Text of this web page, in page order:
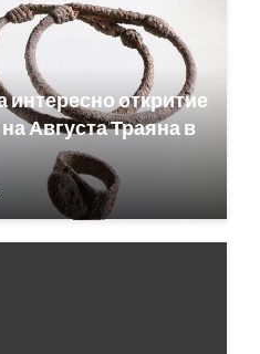
откритие
Августа Траяна в